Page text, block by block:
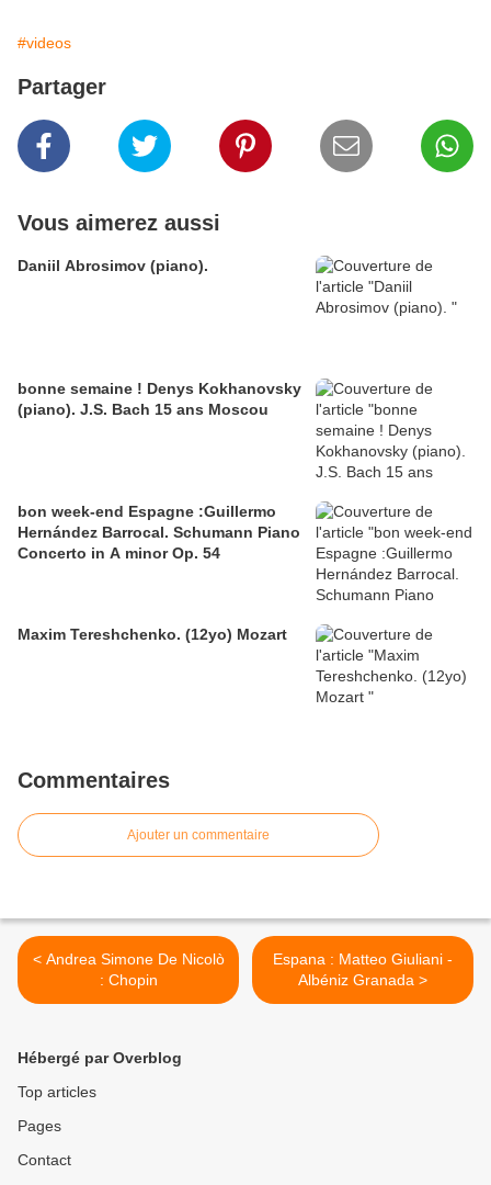
#videos
Partager
Vous aimerez aussi
Daniil Abrosimov (piano).
bonne semaine ! Denys Kokhanovsky
(piano). J.S. Bach 15 ans Moscou
bon week-end Espagne :Guillermo
Hernández Barrocal. Schumann Piano
Concerto in A minor Op. 54
Maxim Tereshchenko. (12yo) Mozart
Commentaires
Ajouter un commentaire
< Andrea Simone De Nicolò
: Chopin
Espana : Matteo Giuliani -
Albéniz Granada >
Hébergé par Overblog
Top articles
Pages
Contact